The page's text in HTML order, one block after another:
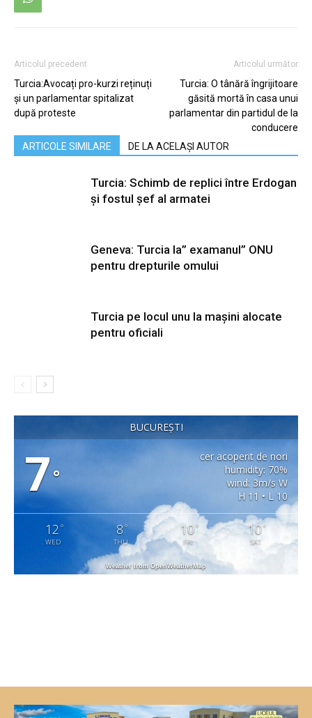
Articolul precedent
Turcia:Avocați pro-kurzi reținuți
și un parlamentar spitalizat
după proteste
Articolul următor
Turcia: O tânără îngrijitoare
găsită mortă în casa unui
parlamentar din partidul de la
conducere
ARTICOLE SIMILARE
DE LA ACELAȘI AUTOR
Turcia: Schimb de replici între Erdogan
și fostul șef al armatei
Geneva: Turcia la” examanul” ONU
pentru drepturile omului
Turcia pe locul unu la mașini alocate
pentru oficiali
BUCUREȘTI
7°
cer acoperit de nori
humidity: 70%
wind: 3m/s W
H 11 • L 10
12 °
WED
8°
THU
10°
FRI
10°
SAT
Weather from OpenWeatherMap